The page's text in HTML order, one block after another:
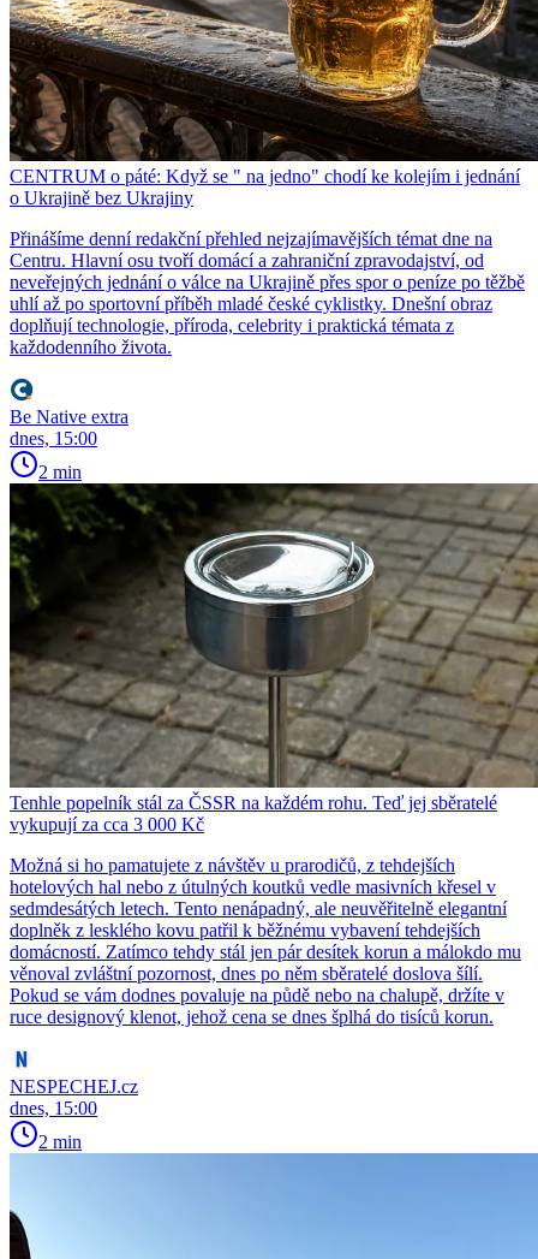
CENTRUM o páté: Když se " na jedno" chodí ke kolejím i jednání
o Ukrajině bez Ukrajiny
Přinášíme denní redakční přehled nejzajímavějších témat dne na
Centru. Hlavní osu tvoří domácí a zahraniční zpravodajství, od
neveřejných jednání o válce na Ukrajině přes spor o peníze po těžbě
uhlí až po sportovní příběh mladé české cyklistky. Dnešní obraz
doplňují technologie, příroda, celebrity i praktická témata z
každodenního života.
Be Native extra
dnes, 15:00
2 min
Tenhle popelník stál za ČSSR na každém rohu. Teď jej sběratelé
vykupují za cca 3 000 Kč
Možná si ho pamatujete z návštěv u prarodičů, z tehdejších
hotelových hal nebo z útulných koutků vedle masivních křesel v
sedmdesátých letech. Tento nenápadný, ale neuvěřitelně elegantní
doplněk z lesklého kovu patřil k běžnému vybavení tehdejších
domácností. Zatímco tehdy stál jen pár desítek korun a málokdo mu
věnoval zvláštní pozornost, dnes po něm sběratelé doslova šílí.
Pokud se vám dodnes povaluje na půdě nebo na chalupě, držíte v
ruce designový klenot, jehož cena se dnes šplhá do tisíců korun.
NESPECHEJ.cz
dnes, 15:00
2 min